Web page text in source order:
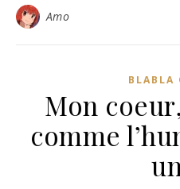
Amo
BLABLA
Mon
comme